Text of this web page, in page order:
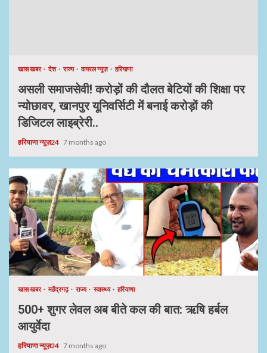
खास खबर देश राज्य वायरल न्यूज़ हरियाणा
असली समाजसेवी! करोड़ों की दौलत बेटियों की शिक्षा पर
न्योछावर, खानपुर यूनिवर्सिटी में बनाई करोड़ों की
डिजिटल लाइब्रेरी..
हरियाणा न्यूज़24 7 months ago
खास खबर महेंद्रगढ़ राज्य स्वास्थ्य हरियाणा
500+ शुगर लेवल अब बीते कल की बात: ऋषि हर्बल
आयुर्वेदा
हरियाणा न्यूज़24 7 months ago